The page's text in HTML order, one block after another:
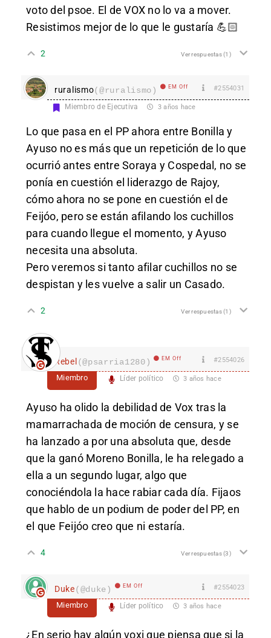
voto del psoe. El de VOX no lo va a mover.
Resistimos mejor de lo que le gustaría 💪🏻
2 Ver respuestas(1)
ruralismo(@ruralismo) EM Off #2554031
Miembro de Ejecutiva 3 años hace
Lo que pasa en el PP ahora entre Bonilla y
Ayuso no es más que un repetición de lo que
ocurrió antes entre Soraya y Cospedal, no se
ponía en cuestión el liderazgo de Rajoy,
cómo ahora no se pone en cuestión el de
Feijóo, pero se están afilando los cuchillos
para cuando llegue el momento, y Ayuso
necesita una absoluta.
Pero veremos si tanto afilar cuchillos no se
despistan y les vuelve a salir un Casado.
2 Ver respuestas(1)
Rebel(@psarria1280) EM Off #2554026
Miembro Líder político 3 años hace
Ayuso ha olido la debilidad de Vox tras la
mamarrachada de moción de censura, y se
ha lanzado a por una absoluta que, desde
que la ganó Moreno Bonilla, le ha relegado a
ella a un segundo lugar, algo que
conociéndola la hace rabiar cada día. Fijaos
que hablo de un podium de poder del PP, en
el que Feijóo creo que ni estaría.
4 Ver respuestas(3)
Duke(@duke) EM Off #2554023
Miembro Líder político 3 años hace
¿En serio hay algún voxi que piensa que si la